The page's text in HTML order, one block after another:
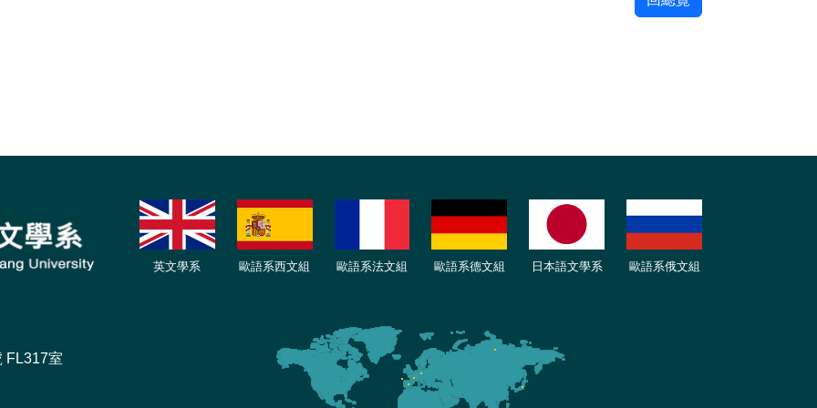
FL317室
英文學系 歐語系西文組 歐語系法文組 歐語系德文組 日本語文學系 歐語系俄文組